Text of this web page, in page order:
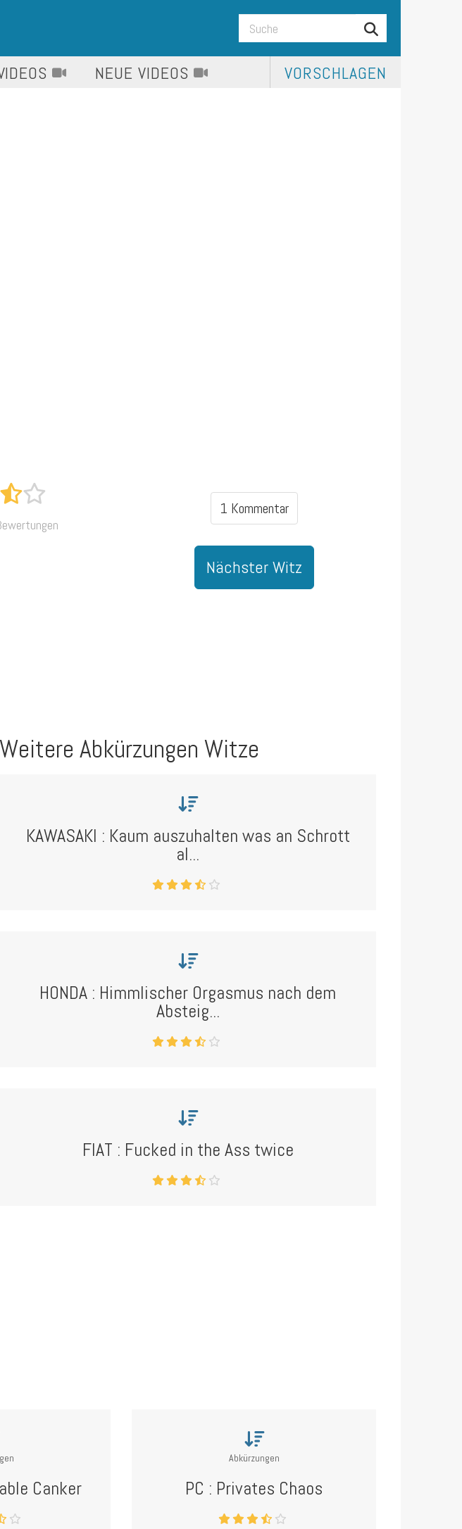
NEUE VIDEOS VORSCHLAGEN
1 Kommentar
Nächster Witz
Weitere Abkürzungen Witze
KAWASAKI : Kaum auszuhalten was an Schrott
al...
HONDA : Himmlischer Orgasmus nach dem
Absteig...
FIAT : Fucked in the Ass twice
Canker
Abkürzungen
PC : Privates Chaos